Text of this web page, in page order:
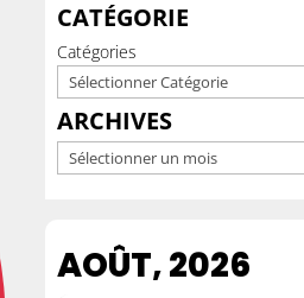
CATÉGORIE
Catégories
ARCHIVES
Archives
AOÛT, 2026